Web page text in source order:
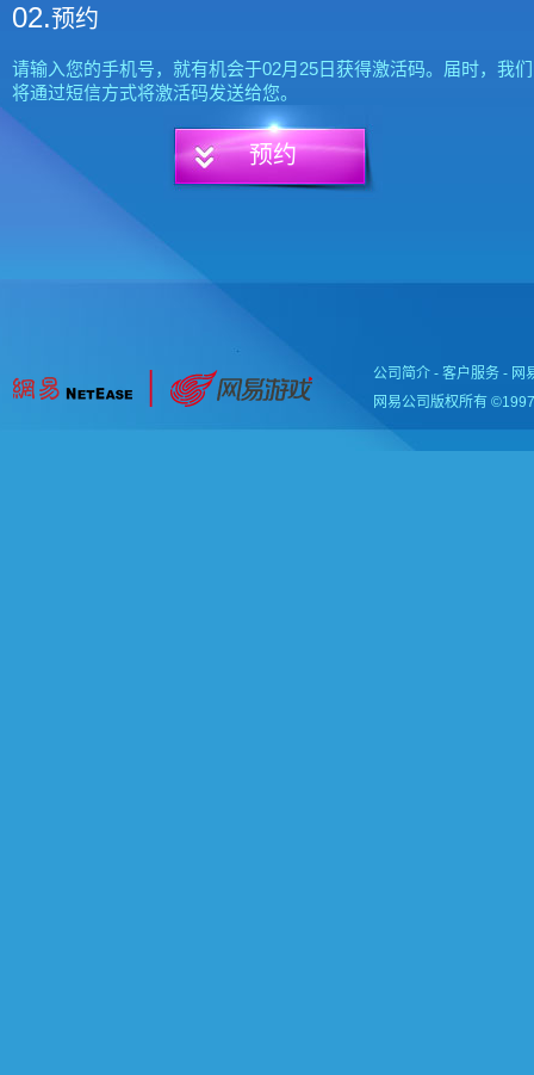
02.预约
请输入您的手机号，就有机会于02月25日获得激活码。届时，我们
将通过短信方式将激活码发送给您。
预约
公司简介 - 客户服务 - 网
网易公司版权所有